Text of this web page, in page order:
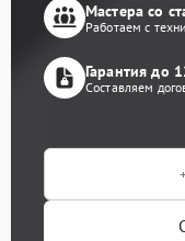
Мастера со
Работаем с
Гарантия до
Составляем